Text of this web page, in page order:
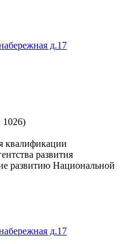
д.17
1026)
квалификации
развития
развитию Национальной
д.17